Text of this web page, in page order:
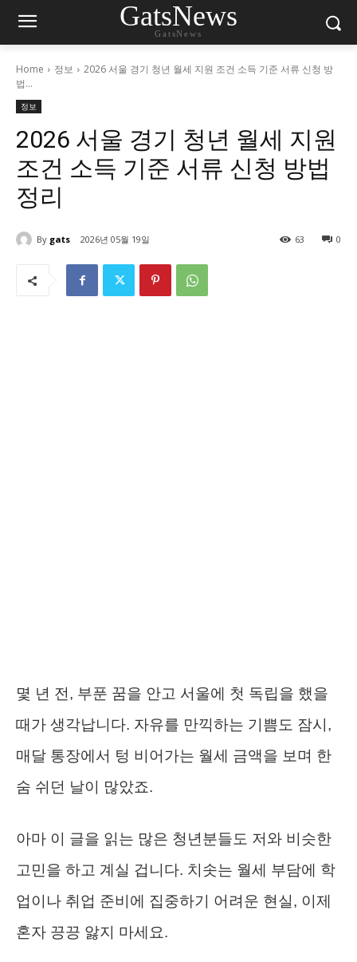
GatsNews
GatsNews
Home 정보
2026 서울 경기 청년 월세 지원 조건 소득 기준 서류 신청 방
법...
정보
2026 서울 경기 청년 월세 지원
조건 소득 기준 서류 신청 방법
정리
By gats 2026년 05월 19일 0
63
몇 년 전, 부푼 꿈을 안고 서울에 첫 독립을 했을
때가 생각납니다. 자유를 만끽하는 기쁨도 잠시,
매달 통장에서 텅 비어가는 월세 금액을 보며 한
숨 쉬던 날이 많았죠.
아마 이 글을 읽는 많은 청년분들도 저와 비슷한
고민을 하고 계실 겁니다. 치솟는 월세 부담에 학
업이나 취업 준비에 집중하기 어려운 현실, 이제
혼자 끙끙 앓지 마세요.